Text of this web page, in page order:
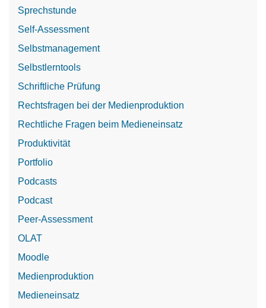
Sprechstunde
Self-Assessment
Selbstmanagement
Selbstlerntools
Schriftliche Prüfung
Rechtsfragen bei der Medienproduktion
Rechtliche Fragen beim Medieneinsatz
Produktivität
Portfolio
Podcasts
Podcast
Peer-Assessment
OLAT
Moodle
Medienproduktion
Medieneinsatz